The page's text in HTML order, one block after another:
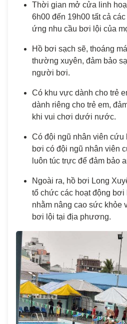
Thời gian mở cửa linh
6h00 đến 19h00 tất cả
ứng nhu cầu bơi lội của
Hồ bơi sạch sẽ, thoáng
thường xuyên, đảm bảo
người bơi.
Có khu vực dành cho trẻ
dành riêng cho trẻ em,
khi vui chơi dưới nước.
Có đội ngũ nhân viên cứu
bơi có đội ngũ nhân viên
luôn túc trực để đảm bảo
Ngoài ra, hồ bơi Long
tổ chức các hoạt động
nhằm nâng cao sức khỏe
bơi lội tại địa phương.